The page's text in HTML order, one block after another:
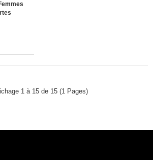
1 à 15 de 15 (1 Pages)